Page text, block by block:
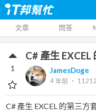
文章 問答
C# 產生
JamesDoge
4 年前 ‧ 11212
1
C# 產生 EXCEL 的第三方